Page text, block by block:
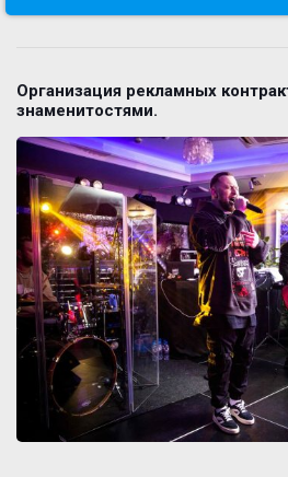
Организация рекламных
знаменитостями.